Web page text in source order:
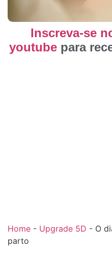
Inscreva-se
youtube para
Home - Upgrade 5D - O
parto